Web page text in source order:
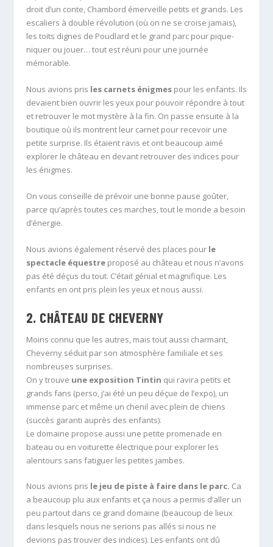
droit d’un conte, Chambord émerveille petits et grands. Les
escaliers à double révolution (où on ne se croise jamais),
les toits dignes de Poudlard et le grand parc pour pique-
niquer ou jouer… tout est réuni pour une journée
mémorable.
Nous avions pris les carnets énigmespour les enfants. Ils
devaient bien ouvrir les yeux pour pouvoir répondre à tout
et retrouver le mot mystère à la fin. On passe ensuite à la
boutique où ils montrent leur carnet pour recevoir une
petite surprise. Ils étaient ravis et ont beaucoup aimé
explorer le château en devant retrouver des indices pour
les énigmes.
On vous conseille de prévoir une bonne pause goûter,
parce qu’après toutes ces marches, tout le monde a besoin
d’énergie.
Nous avions également réservé des places pour le
spectacle équestreproposé au château et nous n’avons
pas été déçus du tout. C’était génial et magnifique. Les
enfants en ont pris plein les yeux et nous aussi.
2. CHÂTEAU DE CHEVERNY
Moins connu que les autres, mais tout aussi charmant,
Cheverny séduit par son atmosphère familiale et ses
nombreuses surprises.
On y trouve une exposition Tintin qui ravira petits et
grands fans (perso, j’ai été un peu déçue de l’expo), un
immense parc et même un chenil avec plein de chiens
(succès garanti auprès des enfants).
Le domaine propose aussi une petite promenade en
bateau ou en voiturette électrique pour explorer les
alentours sans fatiguer les petites jambes.
Nous avions pris le jeu de piste à faire dans le parc. Ca
a beaucoup plu aux enfants et ça nous a permis d’aller un
peu partout dans ce grand domaine (beaucoup de lieux
dans lesquels nous ne serions pas allés si nous ne
devions pas trouver des indices). Les enfants ont dû